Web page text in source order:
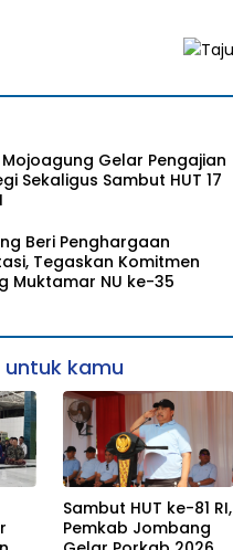
Gelar Pengajian
Sekaligus Sambut HUT 17
Beri Penghargaan
Tegaskan Komitmen
Muktamar NU ke-35
untuk kamu
Sambut HUT ke-81 RI,
Pemkab Jombang